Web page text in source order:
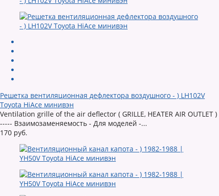
Решетка вентиляционная дефлектора воздушного - ) LH102V
Toyota HiAce минивэн
Ventilation grille of the air deflector ( GRILLE, HEATER AIR OUTLET )
----- Взаимозаменяемость - Для моделей -...
170 руб.